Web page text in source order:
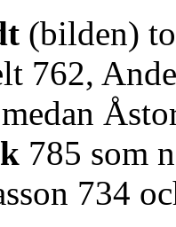
(bilden)
762,
785 som
734